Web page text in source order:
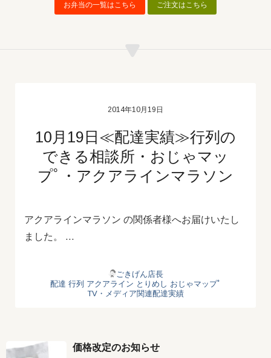
お弁当の一覧はこちら ご注文はこちら
2014年10月19日
10月19日≪配達実績≫行列の
できる相談所・おじゃマッ
プﾟ・アクアラインマラソン
アクアラインマラソン の関係者様へお届けいたし
ました。 …
ごきげん店長
配達 行列 アクアライン とりめし おじゃマップﾟ
TV・メディア関連配達実績
価格改定のお知らせ